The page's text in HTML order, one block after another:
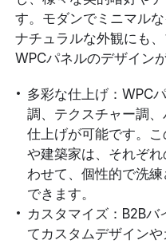
す。モダンでミニマル
ナチュラルな外観にも
WPCパネルのデザイン
多彩な仕上げ：WPC
調、テクスチャー調
仕上げが可能です。
や建築家は、それぞ
わせて、個性的で洗
できます。
カスタマイズ：B2B
てカスタムデザイン